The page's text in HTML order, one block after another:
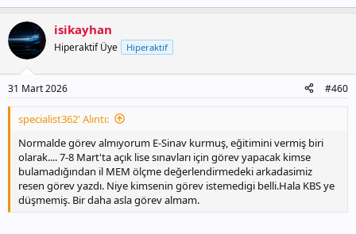
isikayhan
Hiperaktif Üye Hiperaktif
31 Mart 2026 #460
specialist362' Alıntı:
Normalde görev almıyorum E-Sinav kurmuş, eğitimini vermiş biri
olarak.... 7-8 Mart'ta açık lise sınavları için görev yapacak kimse
bulamadığından il MEM ölçme değerlendirmedeki arkadasimiz
resen görev yazdı. Niye kimsenin görev istemedigi belli.Hala KBS ye
düşmemiş. Bir daha asla görev almam.